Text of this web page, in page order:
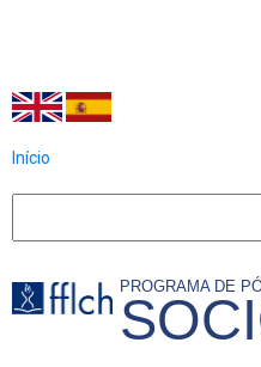
conteúdo
principal
Início
PROGRAMA DE